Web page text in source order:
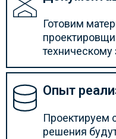
Готовим
техническому
Опыт
Проектируем
решения